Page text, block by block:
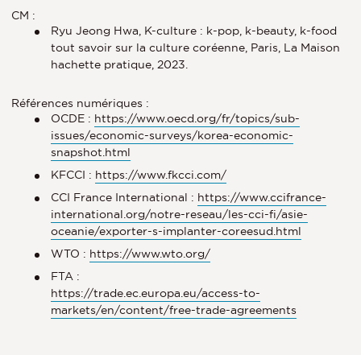
CM :
Ryu Jeong Hwa, K-culture : k-pop, k-beauty, k-food
tout savoir sur la culture coréenne, Paris, La Maison
hachette pratique, 2023.
Références numériques :
OCDE : https://www.oecd.org/fr/topics/sub-
issues/economic-surveys/korea-economic-
snapshot.html
KFCCI : https://www.fkcci.com/
CCI France International : https://www.ccifrance-
international.org/notre-reseau/les-cci-fi/asie-
oceanie/exporter-s-implanter-coreesud.html
WTO : https://www.wto.org/
FTA :
https://trade.ec.europa.eu/access-to-
markets/en/content/free-trade-agreements